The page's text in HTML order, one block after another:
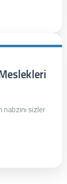
sizler